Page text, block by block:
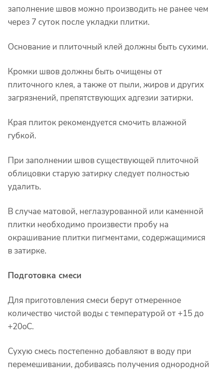
заполнение швов можно производить не ранее чем
через 7 суток после укладки плитки.
Основание и плиточный клей должны быть сухими.
Кромки швов должны быть очищены от
плиточного клея, а также от пыли, жиров и других
загрязнений, препятствующих адгезии затирки.
Края плиток рекомендуется смочить влажной
губкой.
При заполнении швов существующей плиточной
облицовки старую затирку следует полностью
удалить.
В случае матовой, неглазурованной или каменной
плитки необходимо произвести пробу на
окрашивание плитки пигментами, содержащимися
в затирке.
Подготовка смеси
Для приготовления смеси берут отмеренное
количество чистой воды с температурой от +15 до
+20oC.
Сухую смесь постепенно добавляют в воду при
перемешивании, добиваясь получения однородной